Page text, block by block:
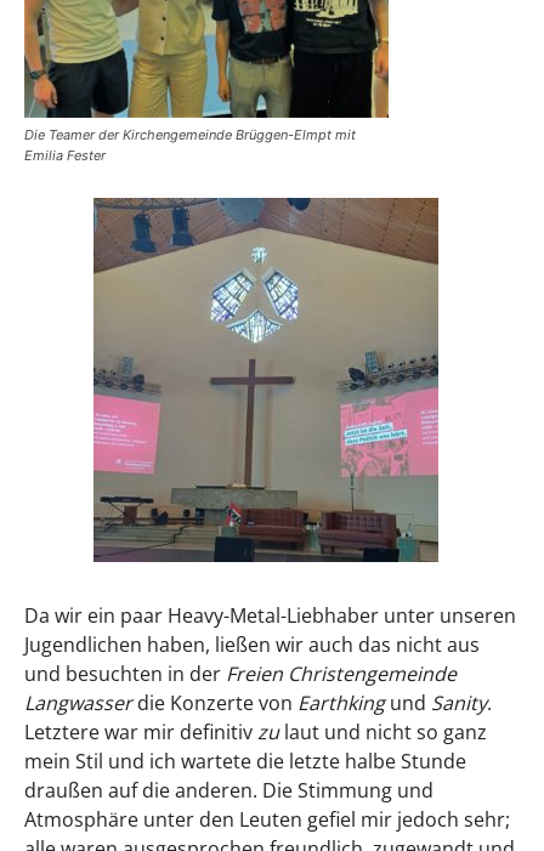
Die Teamer der Kirchengemeinde Brüggen-Elmpt mit
Emilia Fester
Da wir ein paar Heavy-Metal-Liebhaber unter unseren
Jugendlichen haben, ließen wir auch das nicht aus
und besuchten in der Freien Christengemeinde
Langwasserdie Konzerte von Earthkingund Sanity.
Letztere war mir definitivzulaut und nicht so ganz
mein Stil und ich wartete die letzte halbe Stunde
draußen auf die anderen. Die Stimmung und
Atmosphäre unter den Leuten gefiel mir jedoch sehr;